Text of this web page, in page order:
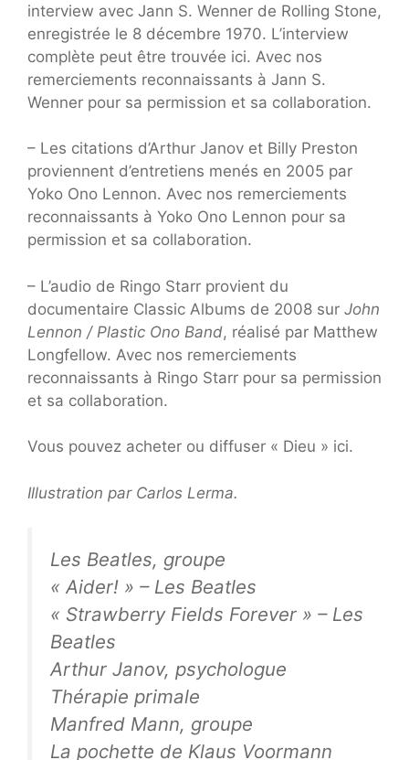
interview avec Jann S. Wenner de Rolling Stone,
enregistrée le 8 décembre 1970. L’interview
complète peut être trouvée ici. Avec nos
remerciements reconnaissants à Jann S.
Wenner pour sa permission et sa collaboration.
– Les citations d’Arthur Janov et Billy Preston
proviennent d’entretiens menés en 2005 par
Yoko Ono Lennon. Avec nos remerciements
reconnaissants à Yoko Ono Lennon pour sa
permission et sa collaboration.
– L’audio de Ringo Starr provient du
documentaire Classic Albums de 2008 sur John
Lennon / Plastic Ono Band, réalisé par Matthew
Longfellow. Avec nos remerciements
reconnaissants à Ringo Starr pour sa permission
et sa collaboration.
Vous pouvez acheter ou diffuser « Dieu » ici.
Illustration par Carlos Lerma.
Les Beatles, groupe
« Aider! » – Les Beatles
« Strawberry Fields Forever » – Les
Beatles
Arthur Janov, psychologue
Thérapie primale
Manfred Mann, groupe
La pochette de Klaus Voormann